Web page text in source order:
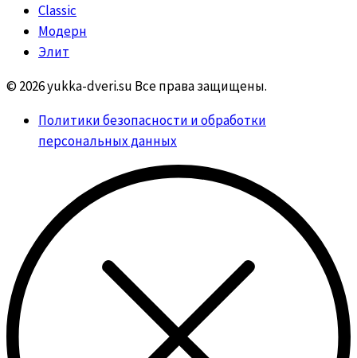
Classic
Модерн
Элит
© 2026 yukka-dveri.su Все права защищены.
Политики безопасности и обработки
персональных данных